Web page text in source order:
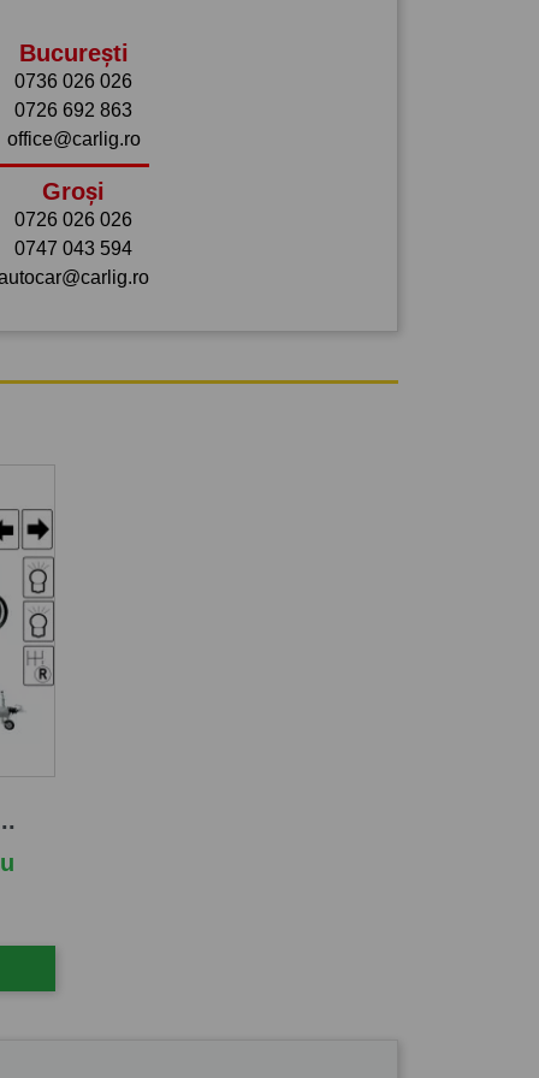
București
0736 026 026
0726 692 863
office@carlig.ro
Groși
0726 026 026
0747 043 594